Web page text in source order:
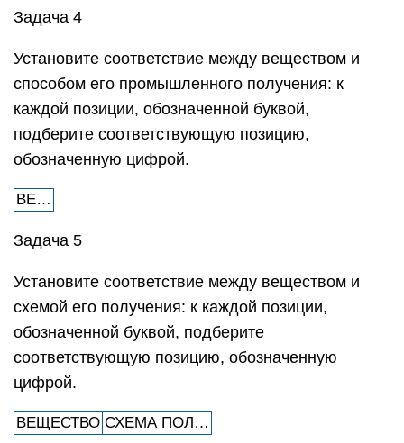
Задача 4
Установите соответствие между веществом и
способом его промышленного получения: к
каждой позиции, обозначенной буквой,
подберите соответствующую позицию,
обозначенную цифрой.
ВЕ…
Задача 5
Установите соответствие между веществом и
схемой его получения: к каждой позиции,
обозначенной буквой, подберите
соответствующую позицию, обозначенную
цифрой.
ВЕЩЕСТВО СХЕМА ПОЛ…